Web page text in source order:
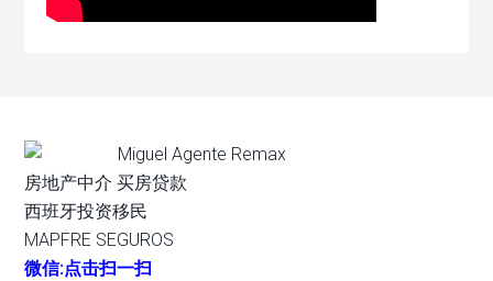
Miguel Agente Remax
房地产中介 买房贷款
西班牙投资移民
MAPFRE SEGUROS
微信:点击扫一扫